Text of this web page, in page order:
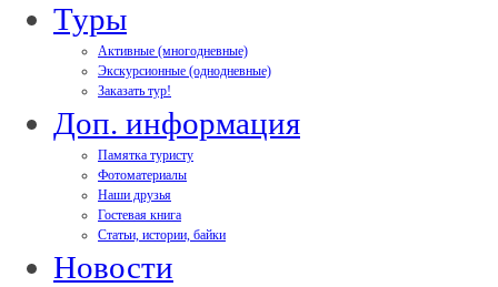
Туры
Активные (многодневные)
Экскурсионные (однодневные)
Заказать тур!
Доп. информация
Памятка туристу
Фотоматериалы
Наши друзья
Гостевая книга
Статьи, истории, байки
Новости